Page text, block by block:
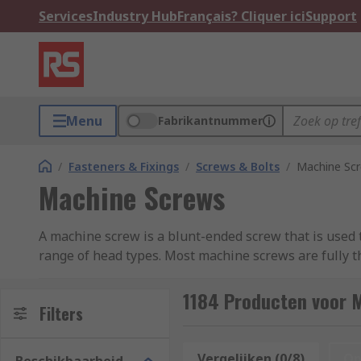
ServicesIndustry HubFrançais? Cliquer iciSupport
Menu Fabrikantnummer
/ Fasteners & Fixings / Screws & Bolts / Machine
Machine Screws
A machine screw is a blunt-ended screw that is
range of head types. Most machine screws are
RS offer an extensive range of high-quality metric
What are machine screws made of?
Filters 1184 Producten voor